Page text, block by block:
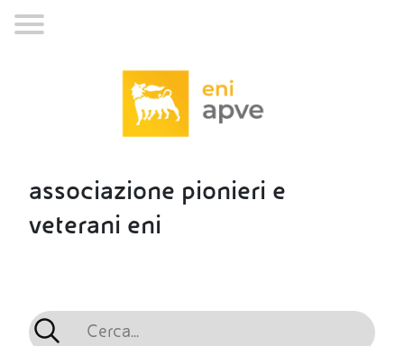
associazione pionieri e
veterani eni